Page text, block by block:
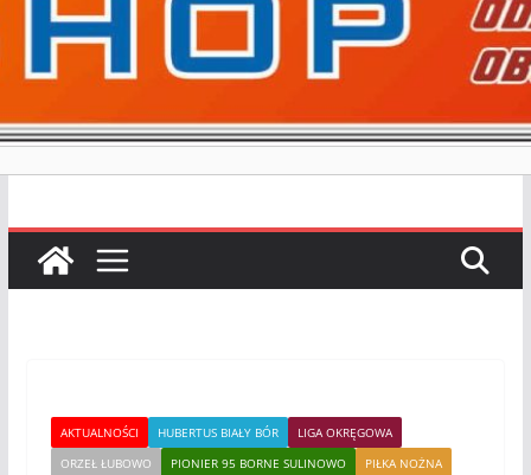
AKTUALNOŚCI HUBERTUS BIAŁY BÓR
LIGA OKRĘGOWA
ORZEŁ ŁUBOWO
PIONIER 95 BORNE SULINOWO
PIŁKA NOŻNA